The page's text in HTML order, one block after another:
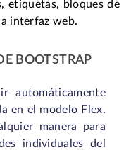
etiquetas, bloques de
interfaz web.
BOOTSTRAP
automáticamente
en el modelo Flex.
manera para
individuales del